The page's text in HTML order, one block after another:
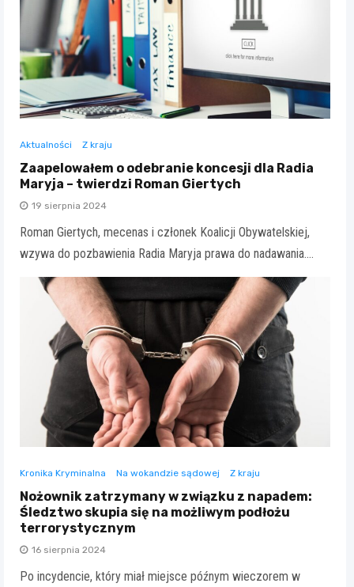
Aktualności Z kraju
Zaapelowałem o odebranie koncesji dla Radia
Maryja – twierdzi Roman Giertych
19 sierpnia 2024
Roman Giertych, mecenas i członek Koalicji Obywatelskiej,
wzywa do pozbawienia Radia Maryja prawa do nadawania.…
Kronika Kryminalna Na wokandzie sądowej Z kraju
Nożownik zatrzymany w związku z napadem:
Śledztwo skupia się na możliwym podłożu
terrorystycznym
16 sierpnia 2024
Po incydencie, który miał miejsce późnym wieczorem w